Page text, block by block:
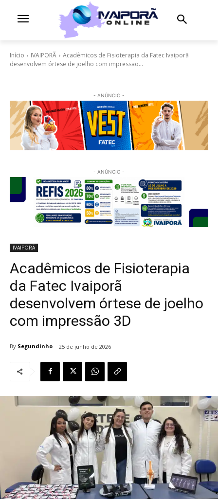
Início IVAIPORÃ
Acadêmicos de Fisioterapia da Fatec Ivaiporã
desenvolvem órtese de joelho com impressão...
- ANÚNCIO -
- ANÚNCIO -
IVAIPORÃ
Acadêmicos de Fisioterapia
da Fatec Ivaiporã
desenvolvem órtese de joelho
com impressão 3D
By Segundinho 25 de junho de 2026